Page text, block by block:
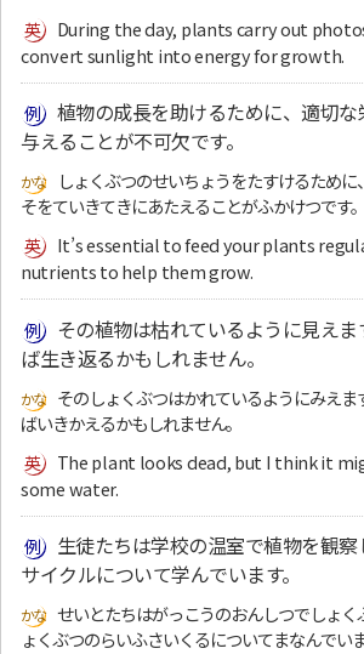
During the day, plants carry out
convert sunlight into energy for growth.
植物の成長を助けるために、適切
与えることが不可欠です。
しょくぶつのせいちょうをたすけるため
そをていきてきにあたえることがふかけつです。
It’s essential to feed your plants
nutrients to help them grow.
その植物は枯れているように見え
ば生き返るかもしれません。
そのしょくぶつはかれているようにみえ
ばいきかえるかもしれません。
The plant looks dead, but I think it
some water.
生徒たちは学校の温室で植物を観
サイクルについて学んでいます。
せいとたちはがっこうのおんしつでしょ
ょくぶつのらいふさいくるについてまなんでいま